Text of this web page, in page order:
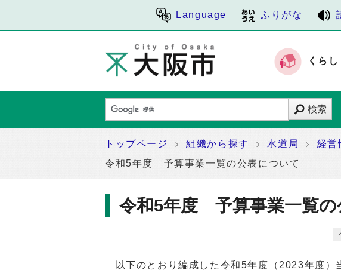
Language ふりがな
くらし
検索
トップページ 組織から探す 水道局 経営
令和5年度 予算事業一覧の公表について
令和5年度 予算事業一覧の
以下のとおり編成した令和5年度（2023年度）